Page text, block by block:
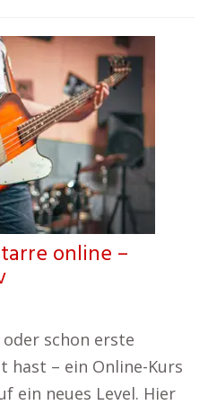
online –
schon erste
hast – ein Online-Kurs
ein neues Level. Hier